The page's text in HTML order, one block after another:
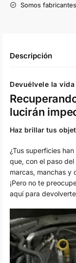
Somos
Descripción
Devuélvele la
lucirán
Haz brillar tus
¿Tus superficies
que, con el paso
marcas, manchas y
¡Pero no te
aquí para